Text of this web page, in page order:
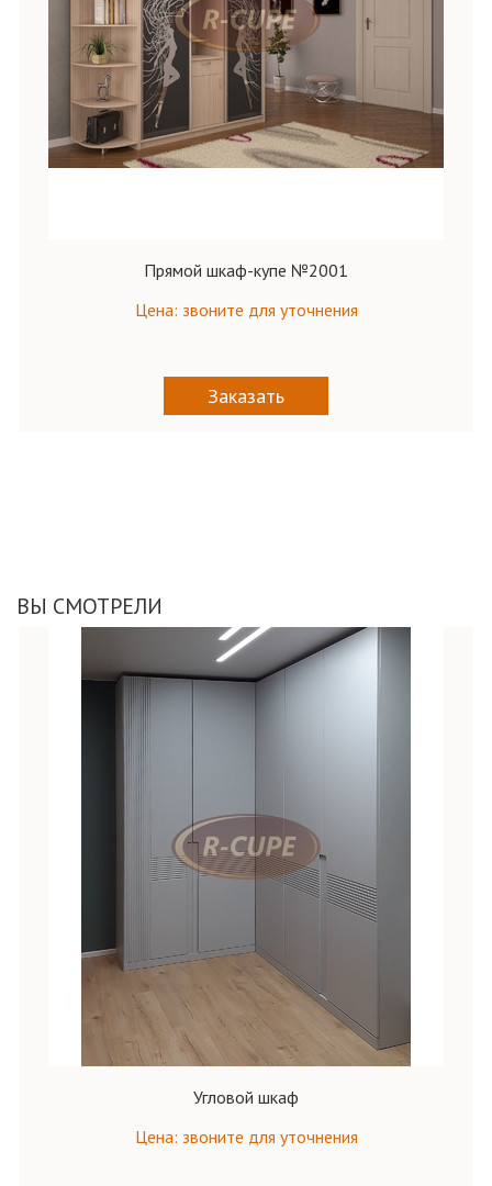
Прямой шкаф-купе №2001
Цена: звоните для уточнения
Заказать
ВЫ СМОТРЕЛИ
Угловой шкаф
Цена: звоните для уточнения